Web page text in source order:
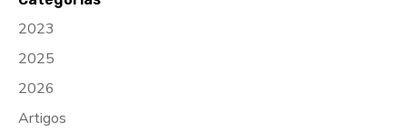
2023
2025
2026
Artigos